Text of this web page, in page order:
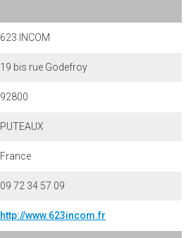
623 INCOM
19 bis rue Godefroy
92800
PUTEAUX
France
09 72 34 57 09
http://www.623incom.fr